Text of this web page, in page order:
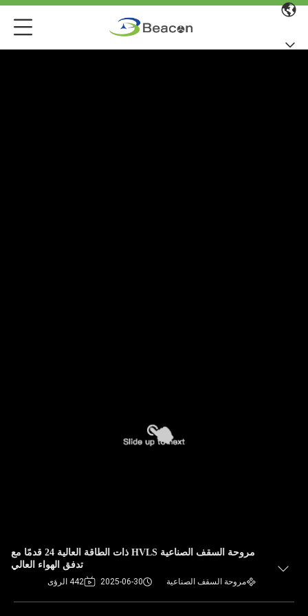
مروحة السقف الصناعية HVLS ذات الطاقة العالية 24 قدمًا مع
تدفق الهواء العالي
مروحة السقف الصناعية 2025-06-30 442 الرؤى